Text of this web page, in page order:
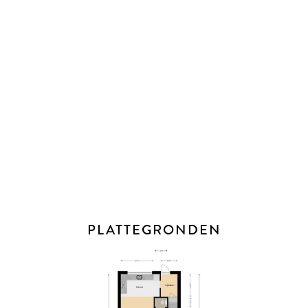
particulier is). Biedingen kun je per die datum, en indien
gewenst, nog steeds mondeling met ons bespreken maar
dien je daarna digitaal aan ons te bevestigen via jouw MOVE-
account. Het biedlogboek is niet van toepassing bij de
PLATTEGRONDEN